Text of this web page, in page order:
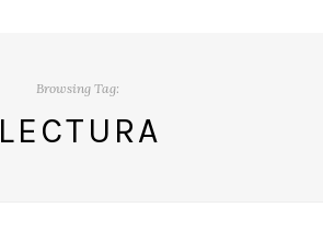
Browsing Tag:
LECTURA